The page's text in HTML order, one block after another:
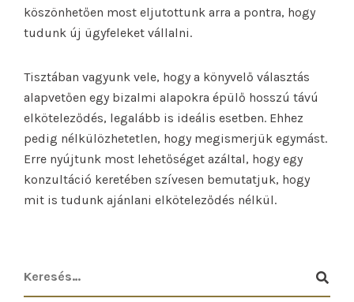
köszönhetően most eljutottunk arra a pontra, hogy
tudunk új ügyfeleket vállalni.
Tisztában vagyunk vele, hogy a könyvelő választás
alapvetően egy bizalmi alapokra épülő hosszú távú
elköteleződés, legalább is ideális esetben. Ehhez
pedig nélkülözhetetlen, hogy megismerjük egymást.
Erre nyújtunk most lehetőséget azáltal, hogy egy
konzultáció keretében szívesen bemutatjuk, hogy
mit is tudunk ajánlani elköteleződés nélkül.